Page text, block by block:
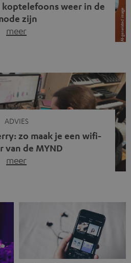
koptelefoons weer in de
zijn
meer
Op straat, in de trein en
dragen steeds meer
met een kabel. De angst voor
Maar wat op het eerste […]
ADVIES
zo maak je een wifi-
van de MYND
meer
uren na werktijd heeft het
de MYND uit te breiden met de
via wifi te streamen. […]